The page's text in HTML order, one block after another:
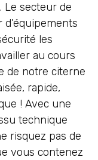
Le secteur de
les
au cours
de notre citerne
rapide,
! Avec une
technique
risquez pas de
vous contenez